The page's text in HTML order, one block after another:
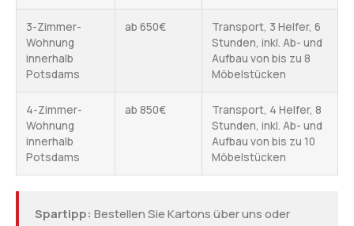
3-Zimmer-
Wohnung
innerhalb
Potsdams
ab 650€
Transport, 3 Helfer, 6
Stunden, inkl. Ab- und
Aufbau von bis zu 8
Möbelstücken
4-Zimmer-
Wohnung
innerhalb
Potsdams
ab 850€
Transport, 4 Helfer, 8
Stunden, inkl. Ab- und
Aufbau von bis zu 10
Möbelstücken
Spartipp: Bestellen Sie Kartons über uns oder